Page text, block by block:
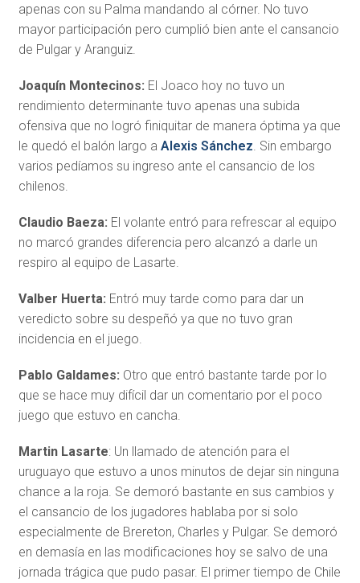
apenas con su Palma mandando al córner. No tuvo
mayor participación pero cumplió bien ante el cansancio
de Pulgar y Aranguiz.
Joaquín Montecinos: El Joaco hoy no tuvo un
rendimiento determinante tuvo apenas una subida
ofensiva que no logró finiquitar de manera óptima ya que
le quedó el balón largo a Alexis Sánchez . Sin embargo
varios pedíamos su ingreso ante el cansancio de los
chilenos.
Claudio Baeza: El volante entró para refrescar al equipo
no marcó grandes diferencia pero alcanzó a darle un
respiro al equipo de Lasarte.
Valber Huerta: Entró muy tarde como para dar un
veredicto sobre su despeñó ya que no tuvo gran
incidencia en el juego.
Pablo Galdames: Otro que entró bastante tarde por lo
que se hace muy difícil dar un comentario por el poco
juego que estuvo en cancha.
Martin Lasarte: Un llamado de atención para el
uruguayo que estuvo a unos minutos de dejar sin ninguna
chance a la roja. Se demoró bastante en sus cambios y
el cansancio de los jugadores hablaba por si solo
especialmente de Brereton, Charles y Pulgar. Se demoró
en demasía en las modificaciones hoy se salvo de una
jornada trágica que pudo pasar. El primer tiempo de Chile